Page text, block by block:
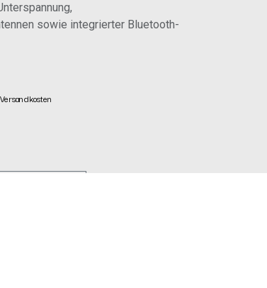
sowie integrierter Bluetooth-